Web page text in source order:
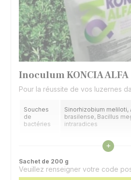
Inoculum KONCIA ALFA
Pour la réussite de vos luzernes
Souches
de
bactéries
Sinorhizobium meliloti,
brasilense, Bacillus
intraradices
Tourbe stérile
Application Sur la semence
Voir
+
Sachet de 200 g
Veuillez renseigner votre code